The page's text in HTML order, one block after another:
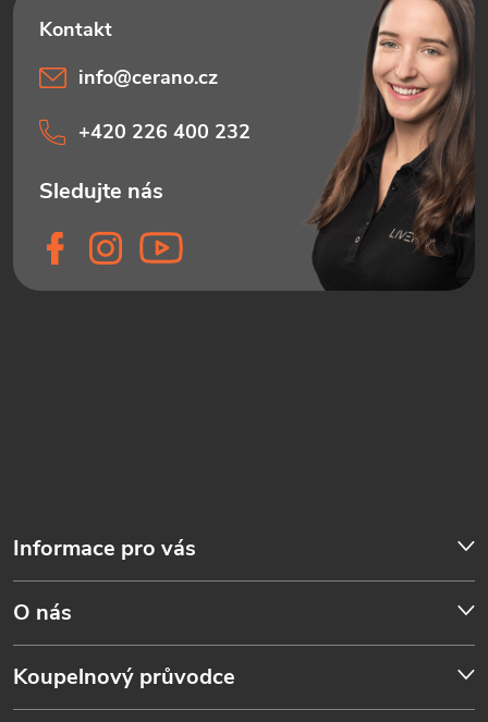
Informace pro vás
O nás
Koupelnový průvodce
info@cerano.cz
+420 226 400 232